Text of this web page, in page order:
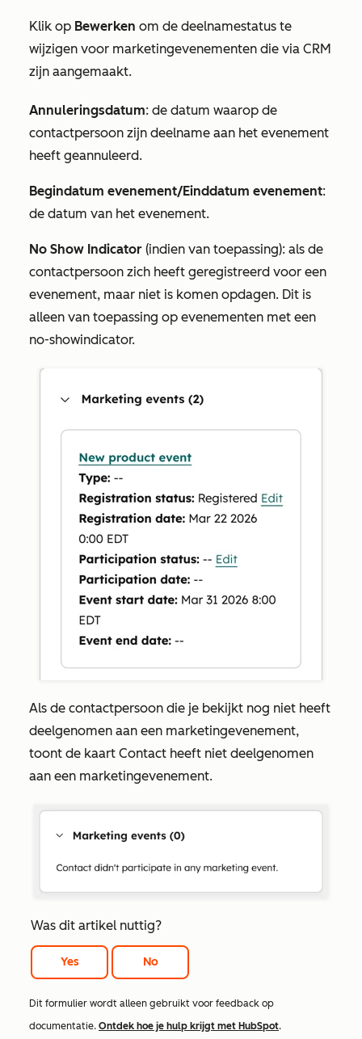
Klik op Bewerken om de deelnamestatus te
wijzigen voor marketingevenementen die via CRM
zijn aangemaakt.
Annuleringsdatum: de datum waarop de
contactpersoon zijn deelname aan het evenement
heeft geannuleerd.
Begindatum evenement/Einddatum evenement:
de datum van het evenement.
No Show Indicator (indien van toepassing): als de
contactpersoon zich heeft geregistreerd voor een
evenement, maar niet is komen opdagen. Dit is
alleen van toepassing op evenementen met een
no-showindicator.
Als de contactpersoon die je bekijkt nog niet heeft
deelgenomen aan een marketingevenement,
toont de kaart Contact heeft niet deelgenomen
aan een marketingevenement.
Was dit artikel nuttig?
Yes No
Dit formulier wordt alleen gebruikt voor feedback op
documentatie. Ontdek hoe je hulp krijgt met HubSpot.